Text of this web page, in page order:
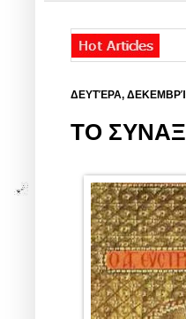
ΔΕΥΤΈΡΑ,
ΤΟ